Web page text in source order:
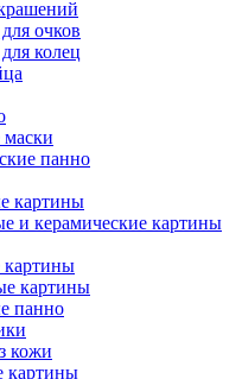
очков
колец
панно
картины
и керамические картины
картины
картины
панно
кожи
картины